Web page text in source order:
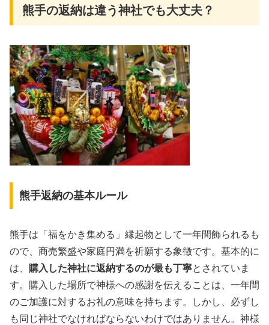
熊手の返納は違う神社でも大丈夫？
熊手返納の基本ルール
熊手は「福をかき集める」縁起物として一年間飾られるも
ので、商売繁盛や家庭円満を祈願する象徴です。基本的に
は、 購入した神社に返納するのが最も丁寧とされていま
す。購入した場所で神様への感謝を伝えることは、一年間
のご加護に対するお礼の意味を持ちます。しかし、必ずし
も同じ神社でなければならないわけではありません。神様